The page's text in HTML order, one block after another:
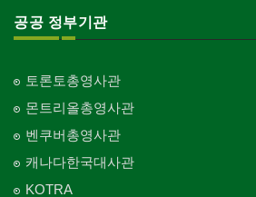
공공 정부기관
토론토총영사관
몬트리올총영사관
벤쿠버총영사관
캐나다한국대사관
KOTRA